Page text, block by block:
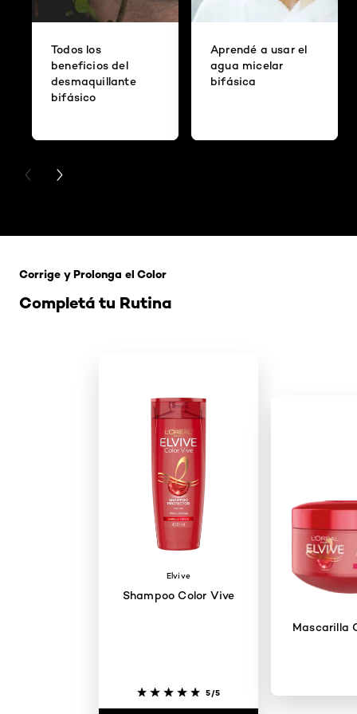
Todos los
beneficios del
desmaquillante
bifásico
Aprendé a usar el
agua micelar
bifásica
PREVIOUS CARD
NEXT CARD
Completá tu Rutina
Corrige y Prolonga el Color
Elvive
Shampoo Color Vive
5/5
Mascarilla